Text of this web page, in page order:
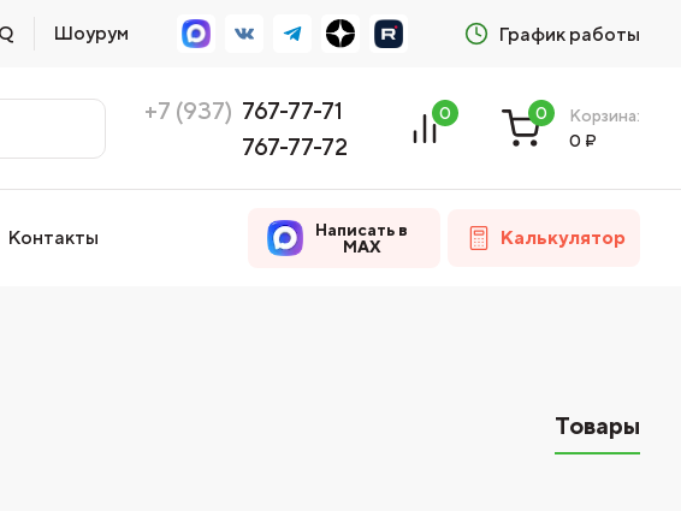
Шоурум График работы
+7 (937) 767-77-71
767-77-72
0 0
Корзина:
0 ₽
Контакты
Написать в
MAX
Калькулятор
Товары